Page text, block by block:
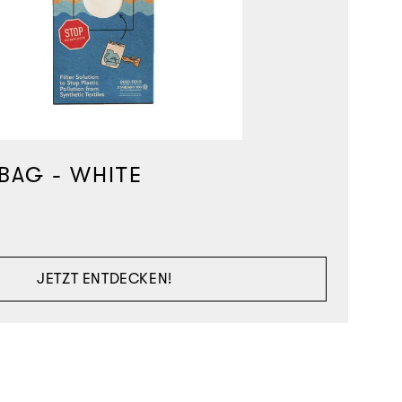
- WHITE
JETZT ENTDECKEN!